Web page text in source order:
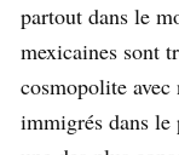
partout dans le
mexicaines sont
cosmopolite
immigrés dans